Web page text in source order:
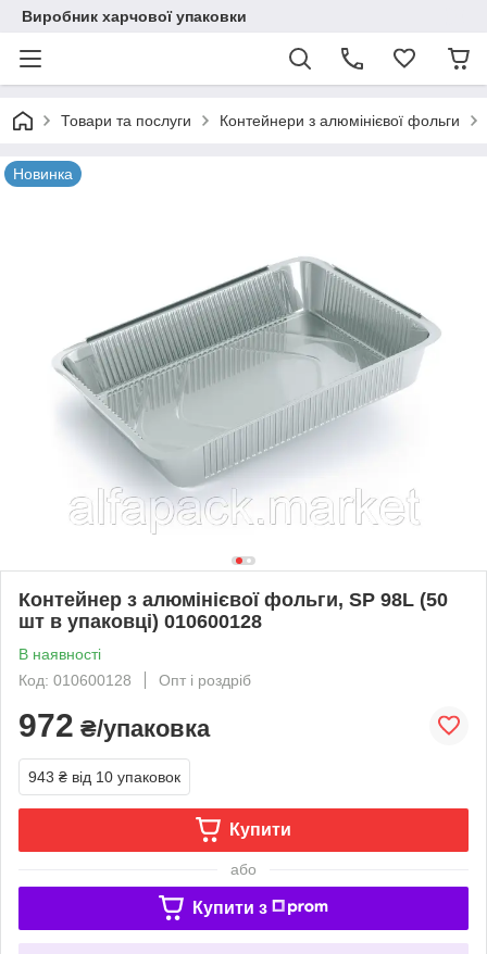
Виробник харчової упаковки
Товари та послуги Контейнери з алюмінієвої фольги
Новинка
Контейнер з алюмінієвої фольги, SP 98L (50
шт в упаковці) 010600128
В наявності
Код: 010600128
Опт і роздріб
972 ₴/упаковка
943 ₴ від 10 упаковок
Купити
або
Купити з